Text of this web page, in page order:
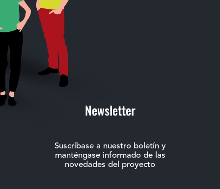
Newsletter
Suscríbase a nuestro boletín y
manténgase informado de las
novedades del proyecto